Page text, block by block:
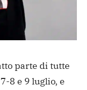
parte di tutte
8 e 9 luglio, e